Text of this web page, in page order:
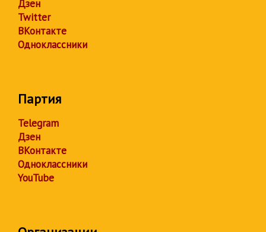
Дзен
Twitter
ВКонтакте
Одноклассники
Партия
Telegram
Дзен
ВКонтакте
Одноклассники
YouTube